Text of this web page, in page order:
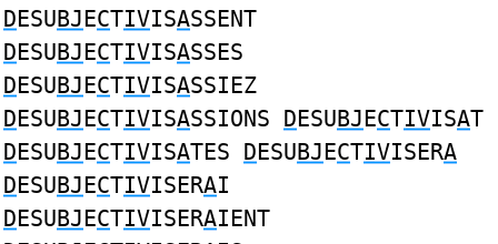
DESUBJECTIVISASSENT
DESUBJECTIVISASSES
DESUBJECTIVISASSIEZ
DESUBJECTIVISASSIONS DESUBJECTIVISAT
DESUBJECTIVISATES DESUBJECTIVISERA
DESUBJECTIVISERAI
DESUBJECTIVISERAIENT